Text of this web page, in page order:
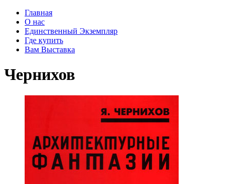
Главная
О нас
Единственный Экземпляр
Где купить
Вам Выставка
Чернихов